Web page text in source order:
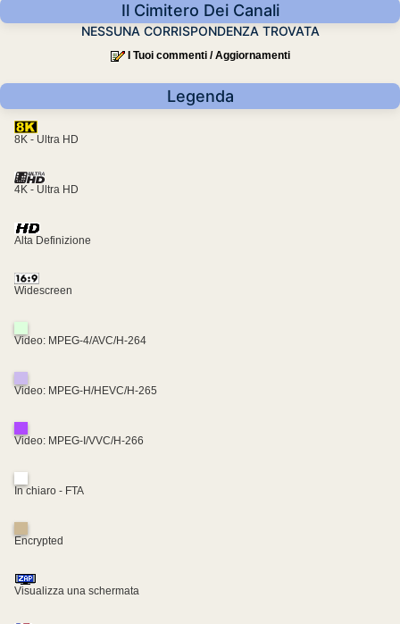
Il Cimitero Dei Canali
NESSUNA CORRISPONDENZA TROVATA
I Tuoi commenti / Aggiornamenti
Legenda
8K - Ultra HD
4K - Ultra HD
Alta Definizione
Widescreen
Video: MPEG-4/AVC/H-264
Video: MPEG-H/HEVC/H-265
Video: MPEG-I/VVC/H-266
In chiaro - FTA
Encrypted
Visualizza una schermata